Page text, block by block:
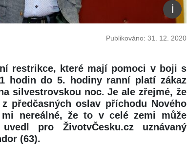
Publikováno: 31. 12. 2020
restrikce, které mají pomoci v boji s
hodin do 5. hodiny ranní platí zákaz
silvestrovskou noc. Je ale zřejmé, že
předčasných oslav příchodu Nového
nereálné, že to v celé zemi může
pro ŽivotvČesku.cz uznávaný
(63).